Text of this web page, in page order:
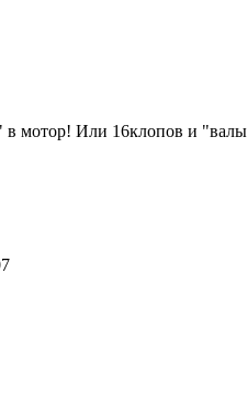
мотор! Или 16клопов и